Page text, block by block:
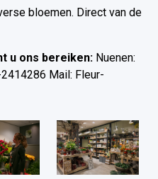
bloemen. Direct van de
u ons bereiken: Nuenen:
Mail: Fleur-